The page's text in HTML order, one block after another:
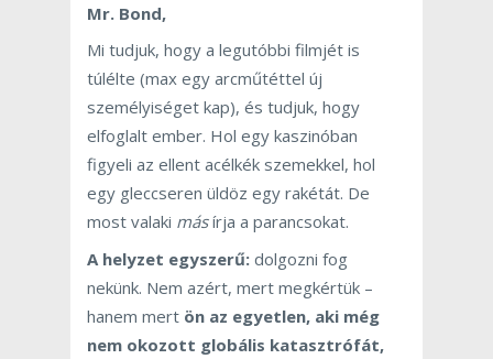
Mr. Bond,
Mi tudjuk, hogy a legutóbbi filmjét is
túlélte (max egy arcműtéttel új
személyiséget kap), és tudjuk, hogy
elfoglalt ember. Hol egy kaszinóban
figyeli az ellent acélkék szemekkel, hol
egy gleccseren üldöz egy rakétát. De
most valaki másírja a parancsokat.
A helyzet egyszerű: dolgozni fog
nekünk. Nem azért, mert megkértük –
hanem mert ön az egyetlen, aki még
nem okozott globális katasztrófát,